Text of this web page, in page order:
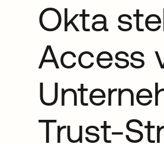
Okta
Access
Trust-